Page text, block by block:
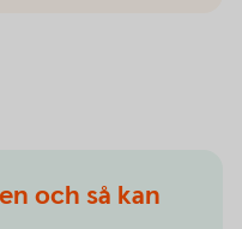
och så kan